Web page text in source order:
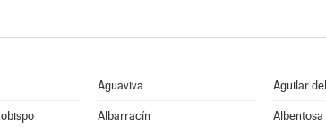
Aguaviva Aguilar
Albarracín Albentosa